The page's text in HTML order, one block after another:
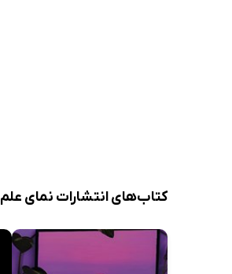
کتاب‌های انتشارات نمای علم